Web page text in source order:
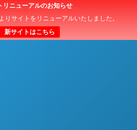
リニューアルのお知らせ
りサイトをリニューアルいたしました。
新サイトはこちら
サッカー選手権（U-15）大会